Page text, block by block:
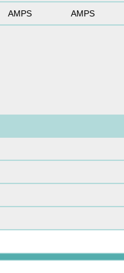
AMPS AMPS